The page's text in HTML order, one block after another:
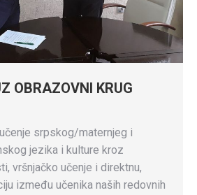
OBRAZOVNI KRUG
srpskog/maternjeg i
jezika i kulture kroz
vršnjačko učenje i direktnu,
između učenika naših redovnih